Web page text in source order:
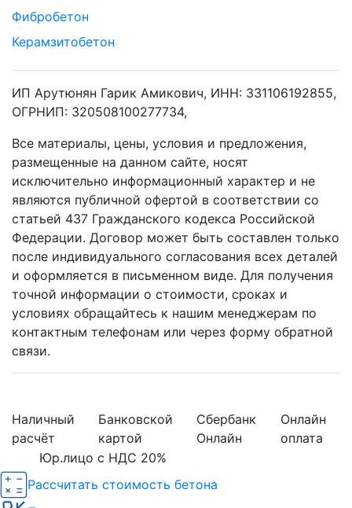
Фибробетон
Керамзитобетон
ИП Арутюнян Гарик Амикович, ИНН: 331106192855,
ОГРНИП: 320508100277734,
Все материалы, цены, условия и предложения,
размещенные на данном сайте, носят
исключительно информационный характер и не
являются публичной офертой в соответствии со
статьей 437 Гражданского кодекса Российской
Федерации. Договор может быть составлен только
после индивидуального согласования всех деталей
и оформляется в письменном виде. Для получения
точной информации о стоимости, сроках и
условиях обращайтесь к нашим менеджерам по
контактным телефонам или через форму обратной
связи.
Наличный
расчёт
Банковской
картой
Сбербанк
Онлайн
Онлайн
оплата
Юр.лицо с НДС 20%
Рассчитать стоимость бетона